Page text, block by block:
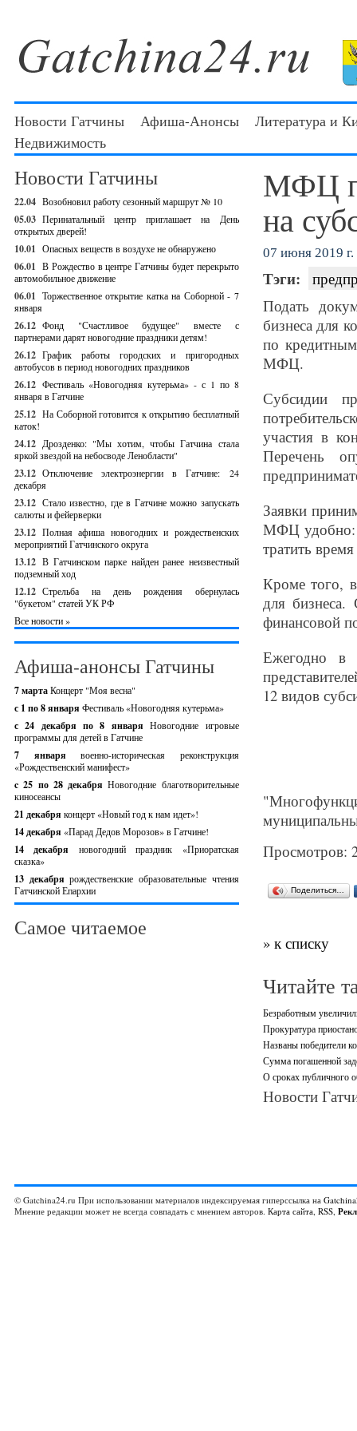
Новости Гатчины Афиша-Анонсы
Литература и
Недвижимость
Новости Гатчины
22.04 Возобновил работу сезонный маршрут № 10
05.03 Перинатальный центр приглашает на День
открытых дверей!
10.01 Опасных веществ в воздухе не обнаружено
06.01 В Рождество в центре Гатчины будет перекрыто
автомобильное движение
06.01 Торжественное открытие катка на Соборной - 7
января
26.12 Фонд "Счастливое будущее" вместе с
партнерами дарят новогодние праздники детям!
26.12 График работы городских и пригородных
автобусов в период новогодних праздников
26.12 Фестиваль «Новогодняя кутерьма» - с 1 по 8
января в Гатчине
25.12 На Соборной готовится к открытию бесплатный
каток!
24.12 Дрозденко: "Мы хотим, чтобы Гатчина стала
яркой звездой на небосводе Ленобласти"
23.12 Отключение электроэнергии в Гатчине: 24
декабря
23.12 Стало известно, где в Гатчине можно запускать
салюты и фейерверки
23.12 Полная афиша новогодних и рождественских
мероприятий Гатчинского округа
13.12 В Гатчинском парке найден ранее неизвестный
подземный ход
12.12 Стрельба на день рождения обернулась
"букетом" статей УК РФ
Все новости »
Афиша-анонсы Гатчины
7 мартаКонцерт "Моя весна"
с 1 по 8 января Фестиваль «Новогодняя кутерьма»
с 24 декабря по 8 январяНовогодние игровые
программы для детей в Гатчине
7 январявоенно-историческая реконструкция
«Рождественский манифест»
c 25 по 28 декабряНовогодние благотворительные
киносеансы
21 декабря концерт «Новый год к нам идет»!
14 декабря «Парад Дедов Морозов» в Гатчине!
14 декабря новогодний праздник «Приоратская
сказка»
13 декабрярождественские образовательные чтения
Гатчинской Епархии
Самое читаемое
МФЦ
на
07 июня 2019 г.
Тэги:
Подать
бизнеса для
по
МФЦ.
Субсидии
участия в
Перечень
Заявки
МФЦ удобно:
тратить
Кроме того,
для бизнеса.
финансовой
Ежегодно в
12 видов
Просмотров:
Поделиться…
» к списку
Читайте
Безработным
Прокуратура
Названы победители
Сумма погашенной
О сроках публичного
Новости
© Gatchina24.ru При использовании материалов индексируемая гиперссылка на
Мнение редакции может не всегда совпадать с мнением авторов. Карта сайта, RSS,